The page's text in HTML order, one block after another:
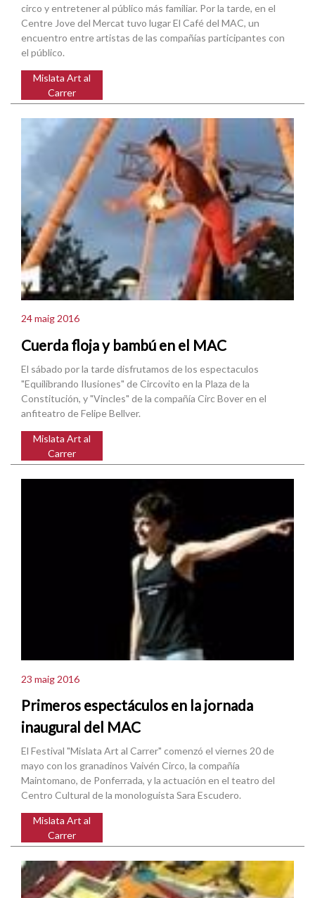
circo y entretener al público más familiar. Por la tarde, en el
Centre Jove del Mercat tuvo lugar El Café del MAC, un
encuentro entre artistas de las compañías participantes con
el público.
Mislata Art al
Carrer
24 maig 2016
Cuerda floja y bambú en el MAC
El sábado por la tarde disfrutamos de los espectaculos
"Equilibrando Ilusiones" de Circovito en la Plaza de la
Constitución, y "Vincles" de la compañía Circ Bover en el
anfiteatro de Felipe Bellver.
Mislata Art al
Carrer
23 maig 2016
Primeros espectáculos en la jornada
inaugural del MAC
El Festival "Mislata Art al Carrer" comenzó el viernes 20 de
mayo con los granadinos Vaivén Circo, la compañía
Maintomano, de Ponferrada, y la actuación en el teatro del
Centro Cultural de la monologuista Sara Escudero.
Mislata Art al
Carrer